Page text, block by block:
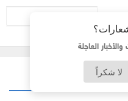
العاجلة
لا شكراً